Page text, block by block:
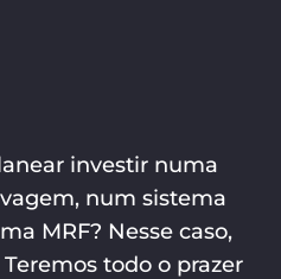
investir numa
num sistema
MRF? Nesse caso,
todo o prazer